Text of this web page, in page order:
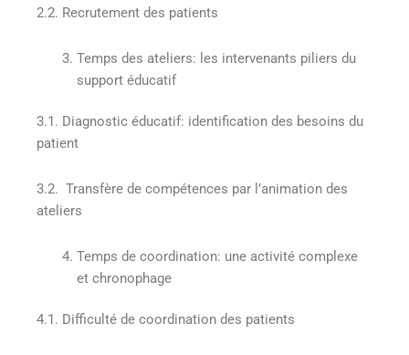
2.2. Recrutement des patients
Temps des ateliers: les intervenants piliers du
support éducatif
3.1. Diagnostic éducatif: identification des besoins du
patient
3.2. Transfère de compétences par l’animation des
ateliers
Temps de coordination: une activité complexe
et chronophage
4.1. Difficulté de coordination des patients